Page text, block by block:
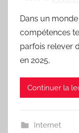
Dans un
compétences
parfois relever
en 2025,
Continuer la
Internet